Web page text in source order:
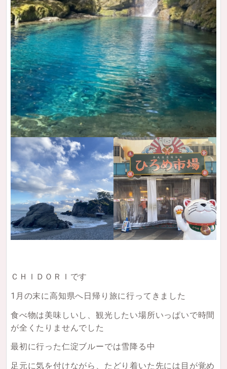
ＣＨＩＤＯＲＩです
1月の末に高知県へ日帰り旅に行ってきました
食べ物は美味しいし、観光したい場所いっぱいで時間
が全くたりませんでした
最初に行った仁淀ブルーでは雪降る中
足元に気を付けながら、たどり着いた先には目が覚め